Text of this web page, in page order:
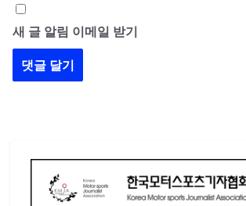
새 글 알림 이메일 받기